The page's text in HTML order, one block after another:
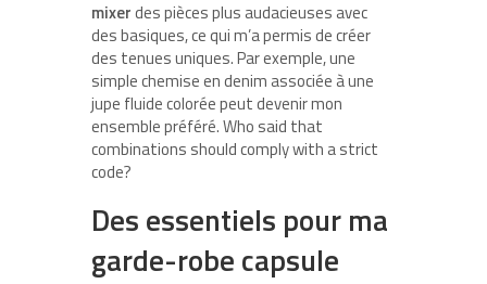
mixerdes pièces plus audacieuses avec
des basiques, ce qui m’a permis de créer
des tenues uniques. Par exemple, une
simple chemise en denim associée à une
jupe fluide colorée peut devenir mon
ensemble préféré. Who said that
combinations should comply with a strict
code?
Des essentiels pour ma
garde-robe capsule